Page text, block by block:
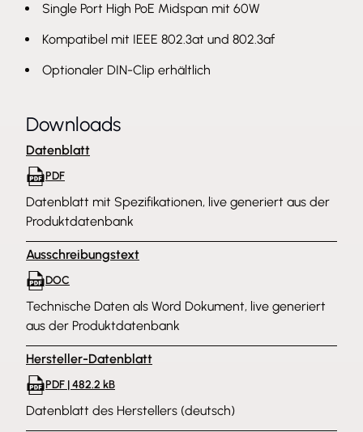
Single Port High PoE Midspan mit 60W
Kompatibel mit IEEE 802.3at und 802.3af
Optionaler DIN-Clip erhältlich
Downloads
Datenblatt
PDF
Datenblatt mit Spezifikationen, live generiert aus der
Produktdatenbank
Ausschreibungstext
DOC
Technische Daten als Word Dokument, live generiert
aus der Produktdatenbank
Hersteller-Datenblatt
PDF | 482.2 kB
Datenblatt des Herstellers (deutsch)